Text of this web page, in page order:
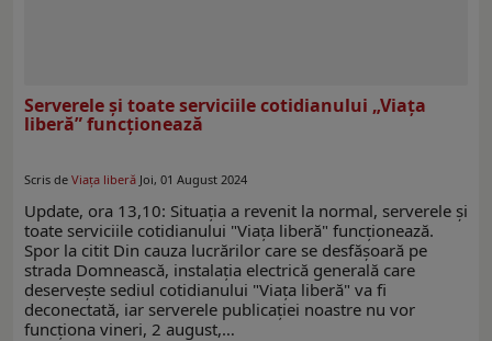
Serverele și toate serviciile cotidianului „Viața
liberă” funcționează
Scris de Viaţa liberă Joi, 01 August 2024
Update, ora 13,10: Situația a revenit la normal, serverele și
toate serviciile cotidianului "Viața liberă" funcționează.
Spor la citit Din cauza lucrărilor care se desfăşoară pe
strada Domnească, instalaţia electrică generală care
deserveşte sediul cotidianului "Viaţa liberă" va fi
deconectată, iar serverele publicaţiei noastre nu vor
funcţiona vineri, 2 august,…